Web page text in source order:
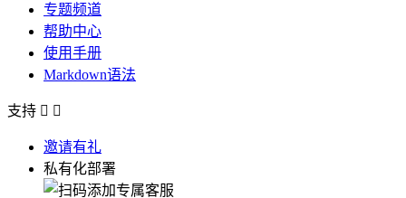
专题频道
帮助中心
使用手册
Markdown语法
支持  
邀请有礼
私有化部署